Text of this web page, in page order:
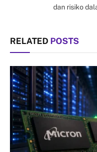
dan risiko
RELATED POSTS